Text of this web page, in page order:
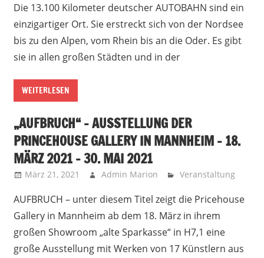
Die 13.100 Kilometer deutscher AUTOBAHN sind ein
einzigartiger Ort. Sie erstreckt sich von der Nordsee
bis zu den Alpen, vom Rhein bis an die Oder. Es gibt
sie in allen großen Städten und in der
WEITERLESEN
„AUFBRUCH“ – AUSSTELLUNG DER
PRINCEHOUSE GALLERY IN MANNHEIM – 18.
MÄRZ 2021 – 30. MAI 2021
März 21, 2021 Admin Marion Veranstaltung
AUFBRUCH – unter diesem Titel zeigt die Pricehouse
Gallery in Mannheim ab dem 18. März in ihrem
großen Showroom „alte Sparkasse“ in H7,1 eine
große Ausstellung mit Werken von 17 Künstlern aus